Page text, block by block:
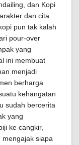
dan Kopi
dan cita
pun tak kalah
pour-over
yang
ini membuat
menjadi
berharga
kehangatan
sudah bercerita
yang
ke cangkir,
siapa